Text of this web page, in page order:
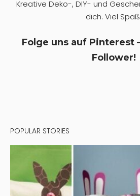
Kreative Deko-, DIY- und
dich. Viel
Folge uns auf Pinterest
Follower!
POPULAR STORIES